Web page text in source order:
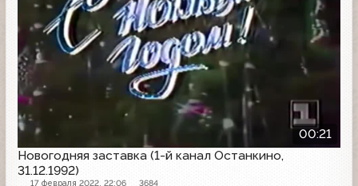
00:21
Новогодняя заставка (1-й канал Останкино,
31.12.1992)
17 февраля 2022, 22:06 3684